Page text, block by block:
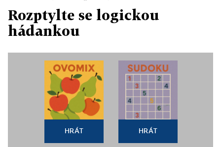
Rozptylte se logickou
hádankou
HRÁT HRÁT